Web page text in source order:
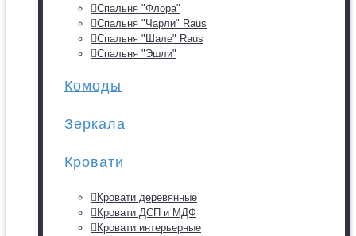
Спальня "Флора"
Спальня "Чарли" Raus
Спальня "Шале" Raus
Спальня "Эшли"
Комоды
Зеркала
Кровати
Кровати деревянные
Кровати ДСП и МДФ
Кровати интерьерные